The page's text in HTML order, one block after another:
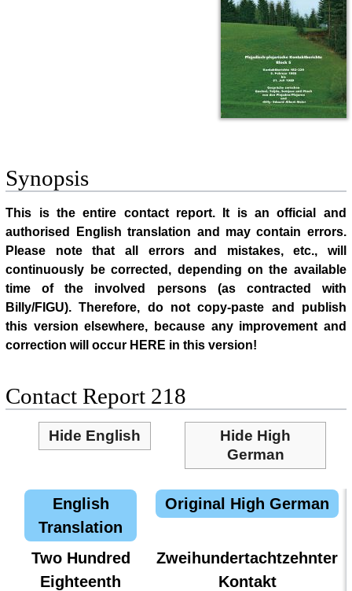
Synopsis
This is the entire contact report. It is an official and
authorised English translation and may contain errors.
Please note that all errors and mistakes, etc., will
continuously be corrected, depending on the available
time of the involved persons (as contracted with
Billy/FIGU). Therefore, do not copy-paste and publish
this version elsewhere, because any improvement and
correction will occur HERE in this version!
Contact Report 218
Hide English
Hide High
German
English
Translation
Original High German
Two Hundred
Eighteenth
Zweihundertachtzehnter
Kontakt